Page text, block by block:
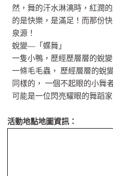
然，舞的汗水淋漓時，紅潤
的是快樂，是滿足！而那份
泉源！
蛻變—「蝶舞」
一隻小鴨，歷經歷層層的蛻
一條毛毛蟲， 歷經層層的蛻
同樣的， 一個不起眼的小舞
可能是一位閃亮耀眼的舞蹈家
活動地點地圖資訊：